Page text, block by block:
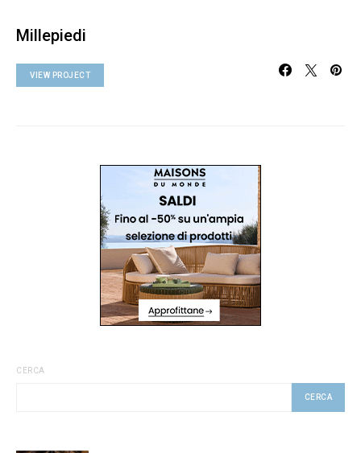
Millepiedi
VIEW PROJECT
CERCA
CERCA